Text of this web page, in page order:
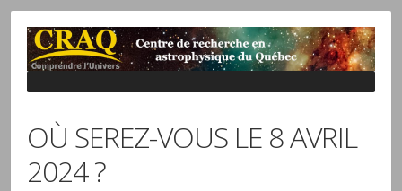
OÙ SEREZ-VOUS LE 8 AVRIL
2024 ?